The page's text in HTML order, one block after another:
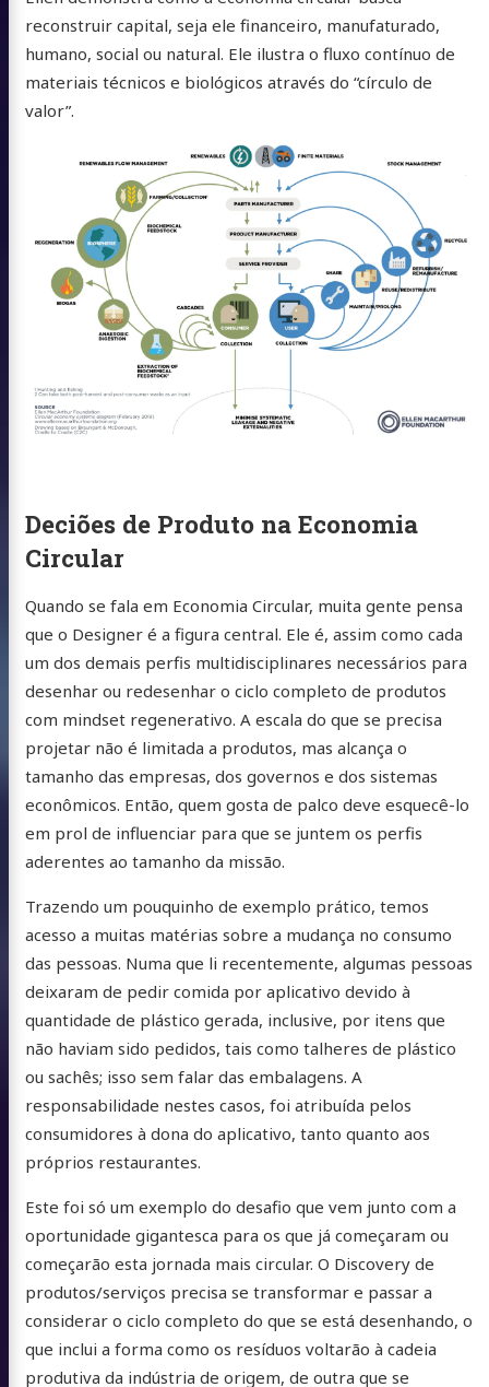
reconstruir capital, seja ele financeiro, manufaturado,
humano, social ou natural. Ele ilustra o fluxo contínuo de
materiais técnicos e biológicos através do “círculo de
valor”.
Deciões de Produto na Economia
Circular
Quando se fala em Economia Circular, muita gente pensa
que o Designer é a figura central. Ele é, assim como cada
um dos demais perfis multidisciplinares necessários para
desenhar ou redesenhar o ciclo completo de produtos
com mindset regenerativo. A escala do que se precisa
projetar não é limitada a produtos, mas alcança o
tamanho das empresas, dos governos e dos sistemas
econômicos. Então, quem gosta de palco deve esquecê-lo
em prol de influenciar para que se juntem os perfis
aderentes ao tamanho da missão.
Trazendo um pouquinho de exemplo prático, temos
acesso a muitas matérias sobre a mudança no consumo
das pessoas. Numa que li recentemente, algumas pessoas
deixaram de pedir comida por aplicativo devido à
quantidade de plástico gerada, inclusive, por itens que
não haviam sido pedidos, tais como talheres de plástico
ou sachês; isso sem falar das embalagens. A
responsabilidade nestes casos, foi atribuída pelos
consumidores à dona do aplicativo, tanto quanto aos
próprios restaurantes.
Este foi só um exemplo do desafio que vem junto com a
oportunidade gigantesca para os que já começaram ou
começarão esta jornada mais circular. O Discovery de
produtos/serviços precisa se transformar e passar a
considerar o ciclo completo do que se está desenhando, o
que inclui a forma como os resíduos voltarão à cadeia
produtiva da indústria de origem, de outra que se